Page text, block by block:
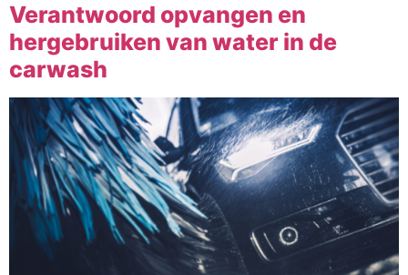
Verantwoord opvangen en
hergebruiken van water in de
carwash